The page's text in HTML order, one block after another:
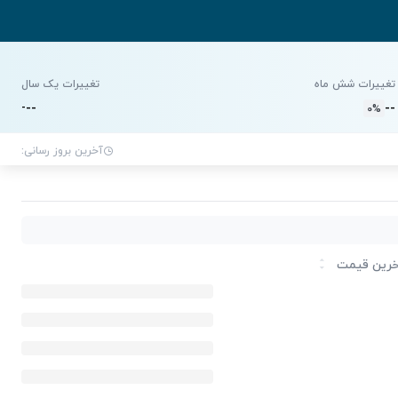
تغییرات شش ماه
-
-
0%
تغییرات یک سال
-
-
-
آخرین بروز رسانی:
قیمت